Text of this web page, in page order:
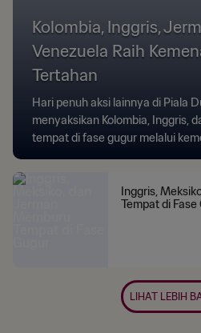
Kolombia, Inggris,
Venezuela Raih
Tertahan
Hari penuh aksi lainnya di Piala
menyaksikan Kolombia, Inggris,
tempat di fase gugur melalui
Inggris,
Tempat di Fase
LIHAT LEBIH